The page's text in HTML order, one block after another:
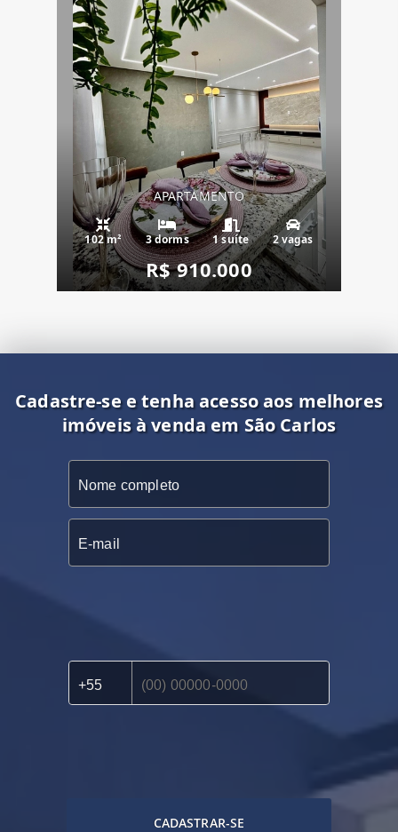
APARTAMENTO
102 m² 3 dorms 1 suíte 2 vagas
R$ 910.000
Cadastre-se e tenha acesso aos melhores
imóveis à venda em São Carlos
CADASTRAR-SE